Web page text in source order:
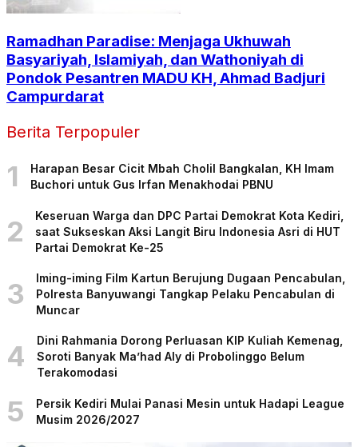
Ramadhan Paradise: Menjaga Ukhuwah
Basyariyah, Islamiyah, dan Wathoniyah di
Pondok Pesantren MADU KH, Ahmad Badjuri
Campurdarat
Berita Terpopuler
1
Harapan Besar Cicit Mbah Cholil Bangkalan, KH Imam
Buchori untuk Gus Irfan Menakhodai PBNU
2
Keseruan Warga dan DPC Partai Demokrat Kota Kediri,
saat Sukseskan Aksi Langit Biru Indonesia Asri di HUT
Partai Demokrat Ke-25
3
Iming-iming Film Kartun Berujung Dugaan Pencabulan,
Polresta Banyuwangi Tangkap Pelaku Pencabulan di
Muncar
4
Dini Rahmania Dorong Perluasan KIP Kuliah Kemenag,
Soroti Banyak Ma’had Aly di Probolinggo Belum
Terakomodasi
5
Persik Kediri Mulai Panasi Mesin untuk Hadapi League
Musim 2026/2027